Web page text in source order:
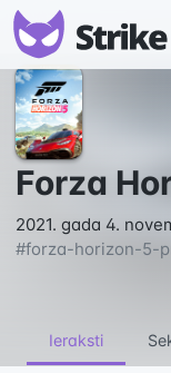
2021. gada 4.
#forza-horizon-5-
Ieraksti